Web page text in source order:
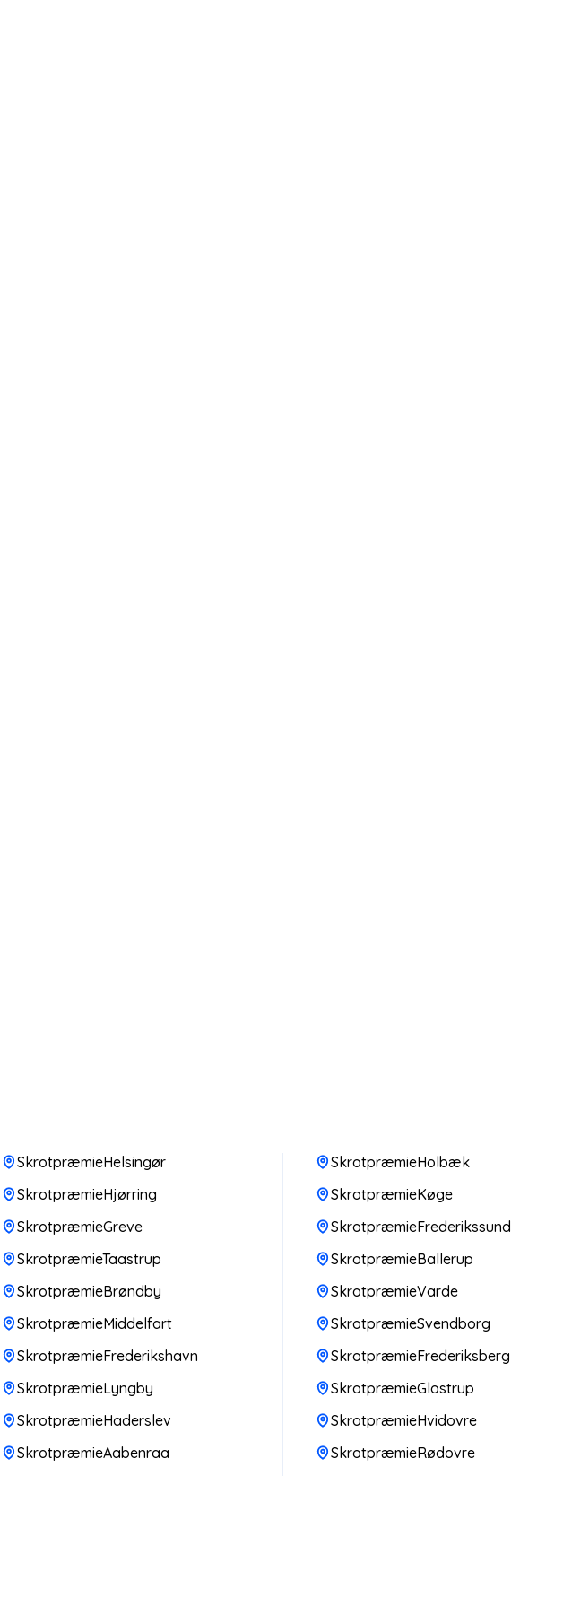
SkrotpræmieHelsingør
SkrotpræmieHjørring
SkrotpræmieGreve
SkrotpræmieTaastrup
SkrotpræmieBrøndby
SkrotpræmieMiddelfart
SkrotpræmieFrederikshavn
SkrotpræmieLyngby
SkrotpræmieHaderslev
SkrotpræmieAabenraa
SkrotpræmieHolbæk
SkrotpræmieKøge
SkrotpræmieFrederikssund
SkrotpræmieBallerup
SkrotpræmieVarde
SkrotpræmieSvendborg
SkrotpræmieFrederiksberg
SkrotpræmieGlostrup
SkrotpræmieHvidovre
SkrotpræmieRødovre